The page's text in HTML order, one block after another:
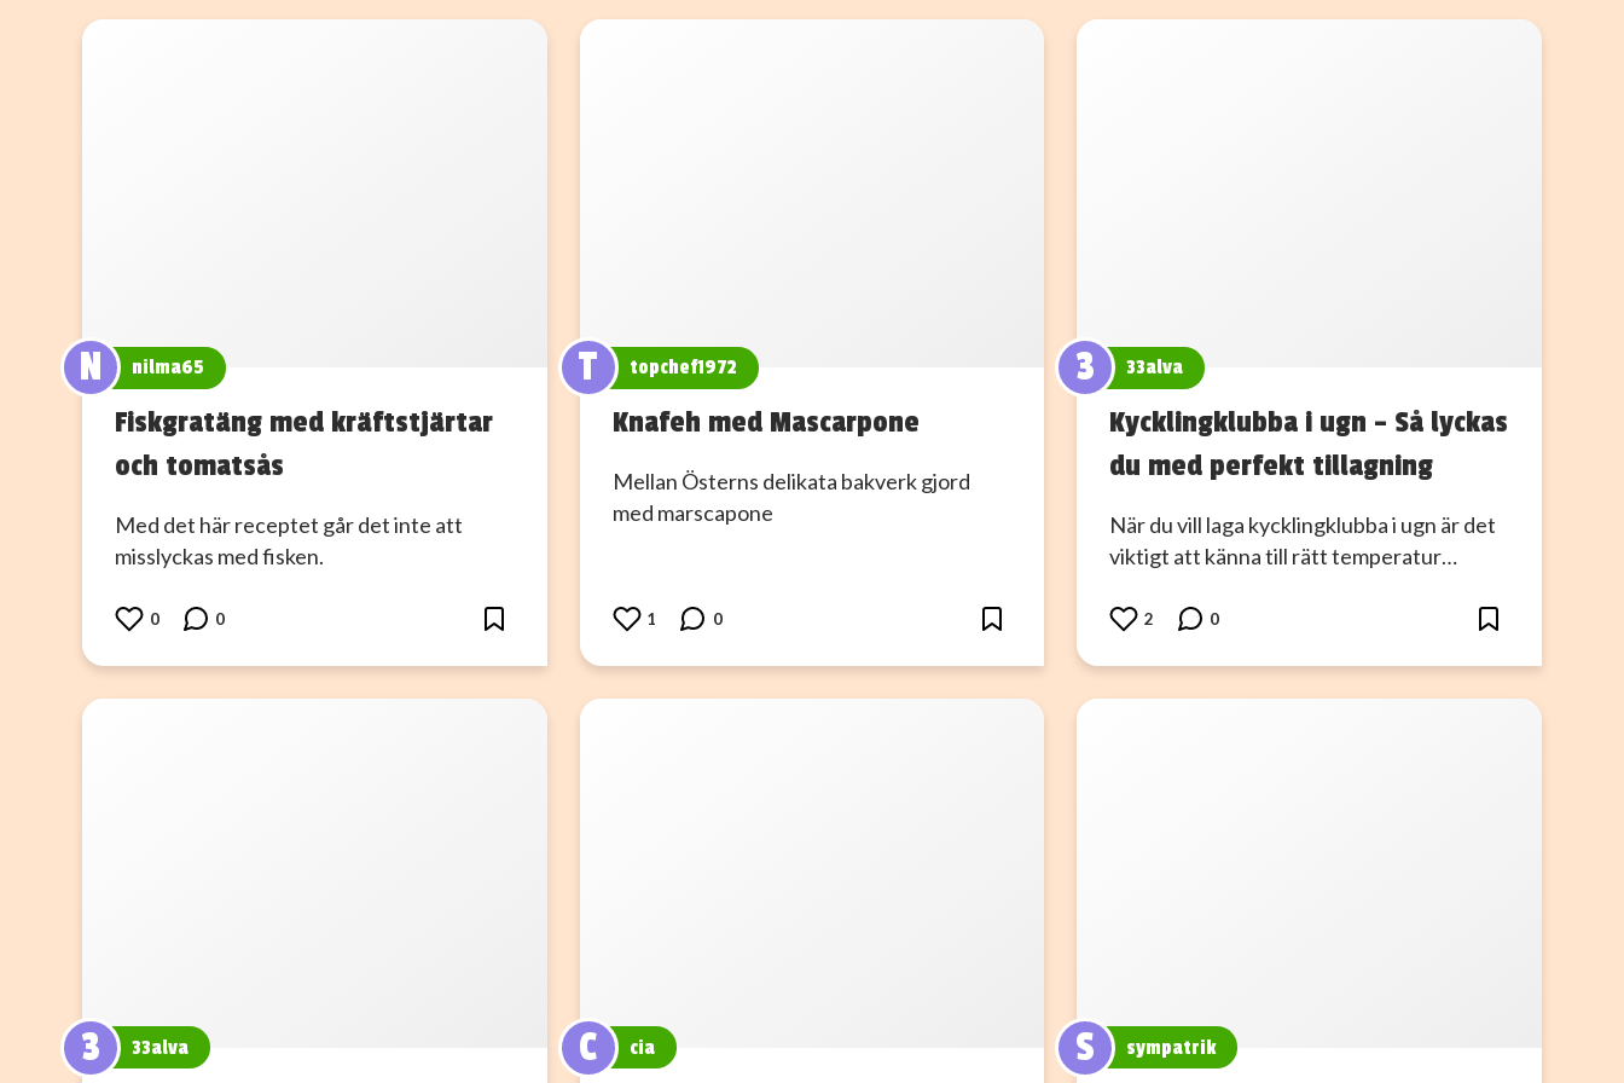
N nilma65
Fiskgratäng med kräftstjärtar
och tomatsås
Med det här receptet går det inte att
misslyckas med fisken.
0 0
T topchef1972
Knafeh med Mascarpone
Mellan Österns delikata bakverk gjord
med marscapone
1 0
3 33alva
Kycklingklubba i ugn – Så lyckas
du med perfekt tillagning
När du vill laga kycklingklubba i ugn är det
viktigt att känna till rätt temperatur…
2 0
3 33alva C cia S sympatrik